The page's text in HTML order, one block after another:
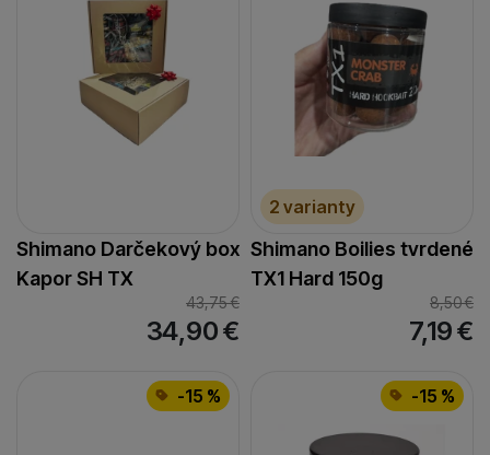
Shimano Darčekový box
Kapor SH TX
43,75€
34,90€
2 varianty
Shimano Boilies tvrdené
TX1 Hard 150g
8,50€
7,19€
-15 % -15 %